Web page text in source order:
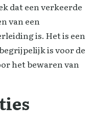
dat een verkeerde
van een
is. Het is een
is voor de
het bewaren van